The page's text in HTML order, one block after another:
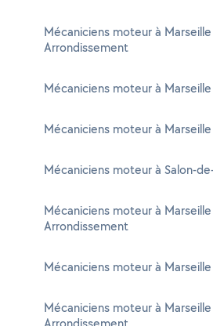
Mécaniciens moteur à Marseille
Arrondissement
Mécaniciens moteur à
Mécaniciens moteur à
Mécaniciens moteur à Salon-
Mécaniciens moteur à
Arrondissement
Mécaniciens moteur à
Mécaniciens moteur à Marseille